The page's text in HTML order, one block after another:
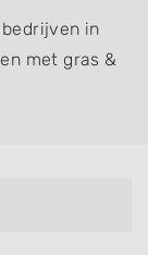
in
met gras &